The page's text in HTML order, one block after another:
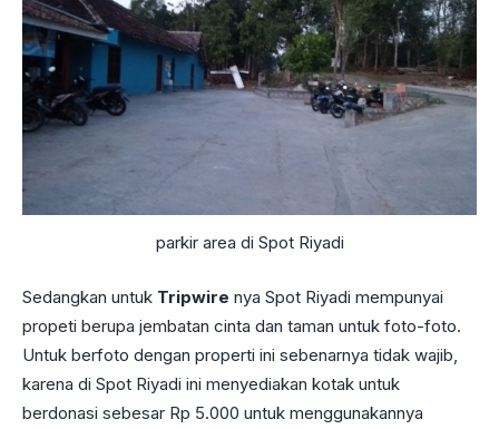
parkir area di Spot Riyadi
Sedangkan untuk Tripwire nya Spot Riyadi mempunyai
propeti berupa jembatan cinta dan taman untuk foto-foto.
Untuk berfoto dengan properti ini sebenarnya tidak wajib,
karena di Spot Riyadi ini menyediakan kotak untuk
berdonasi sebesar Rp 5.000 untuk menggunakannya